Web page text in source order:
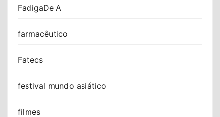
FadigaDeIA
farmacêutico
Fatecs
festival mundo asiático
filmes